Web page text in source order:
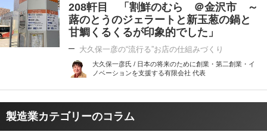
208軒目 「割鮮のむら ＠金沢市 ～
蕗のとうのジェラートと新玉葱の鍋と
甘鯛くるくるが印象的でした」
大久保一彦の“流行る”お店の仕組みづくり
大久保一彦氏 / 日本の将来のために創業・第二創業・イ
ノベーションを支援する有限会社 代表
製造業カテゴリーのコラム